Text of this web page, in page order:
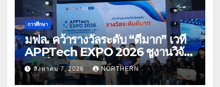
การศึกษา
มฟล. คว้ารางวัลระดับ “ดีมาก” เวที
APPTech EXPO 2026 ชูงานวิจัย
สมุนไพร ขับเคลื่อนนวัตกรรมสู่เชิง
พาณิชย์
สิงหาคม 7, 2026 NORTHERN